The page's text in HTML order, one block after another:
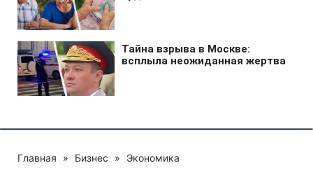
Главная » Бизнес » Экономика